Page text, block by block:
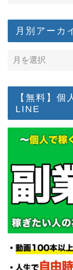
月別アーカ
【無料】
LINE